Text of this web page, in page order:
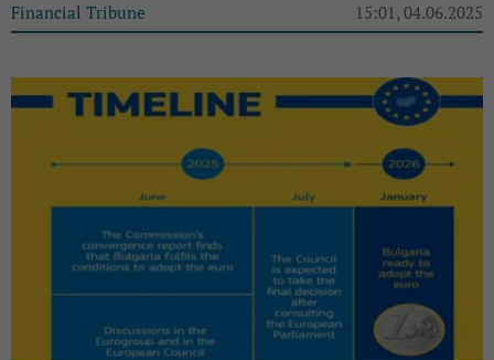
Financial Tribune 15:01, 04.06.2025